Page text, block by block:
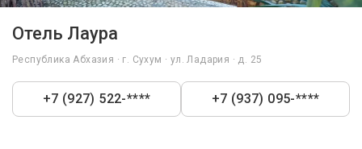
Отель Лаура
Республика Абхазия · г. Сухум · ул. Ладария · д. 25
+7 (927) 522-**** +7 (937) 095-****